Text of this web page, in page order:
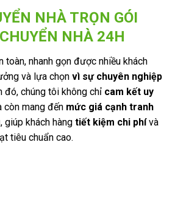
NHÀ TRỌN GÓI
CHUYỂN NHÀ 24H
toàn, nhanh gọn được nhiều khách
và lựa chọn vì sự chuyên nghiệp
đó, chúng tôi không chỉ cam kết uy
còn mang đến mức giá cạnh tranh
, giúp khách hàng tiết kiệm chi phívà
tiêu chuẩn cao.